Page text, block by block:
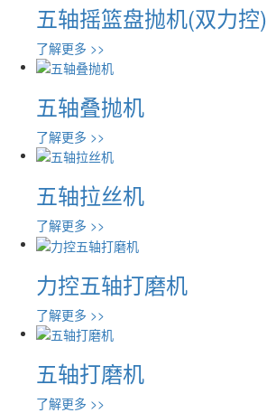
五轴摇篮盘抛机(双力控)
了解更多 >>
五轴叠抛机
了解更多 >>
五轴拉丝机
了解更多 >>
力控五轴打磨机
了解更多 >>
五轴打磨机
了解更多 >>